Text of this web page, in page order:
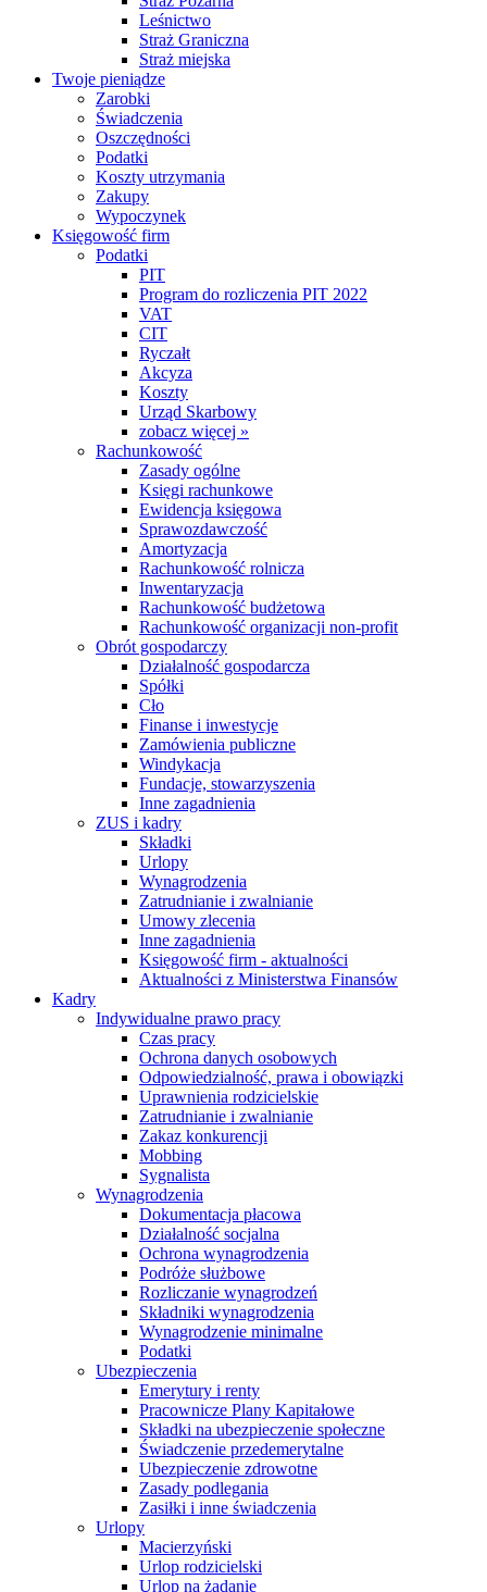
Leśnictwo
Straż Graniczna
Straż miejska
Twoje pieniądze
Zarobki
Świadczenia
Oszczędności
Podatki
Koszty utrzymania
Zakupy
Wypoczynek
Księgowość firm
Podatki
PIT
Program do rozliczenia PIT 2022
VAT
CIT
Ryczałt
Akcyza
Koszty
Urząd Skarbowy
zobacz więcej »
Rachunkowość
Zasady ogólne
Księgi rachunkowe
Ewidencja księgowa
Sprawozdawczość
Amortyzacja
Rachunkowość rolnicza
Inwentaryzacja
Rachunkowość budżetowa
Rachunkowość organizacji non-profit
Obrót gospodarczy
Działalność gospodarcza
Spółki
Cło
Finanse i inwestycje
Zamówienia publiczne
Windykacja
Fundacje, stowarzyszenia
Inne zagadnienia
ZUS i kadry
Składki
Urlopy
Wynagrodzenia
Zatrudnianie i zwalnianie
Umowy zlecenia
Inne zagadnienia
Księgowość firm - aktualności
Aktualności z Ministerstwa Finansów
Kadry
Indywidualne prawo pracy
Czas pracy
Ochrona danych osobowych
Odpowiedzialność, prawa i obowiązki
Uprawnienia rodzicielskie
Zatrudnianie i zwalnianie
Zakaz konkurencji
Mobbing
Sygnalista
Wynagrodzenia
Dokumentacja płacowa
Działalność socjalna
Ochrona wynagrodzenia
Podróże służbowe
Rozliczanie wynagrodzeń
Składniki wynagrodzenia
Wynagrodzenie minimalne
Podatki
Ubezpieczenia
Emerytury i renty
Pracownicze Plany Kapitałowe
Składki na ubezpieczenie społeczne
Świadczenie przedemerytalne
Ubezpieczenie zdrowotne
Zasady podlegania
Zasiłki i inne świadczenia
Urlopy
Macierzyński
Urlop rodzicielski
Urlop na żądanie